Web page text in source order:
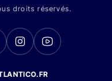
droits réservés.